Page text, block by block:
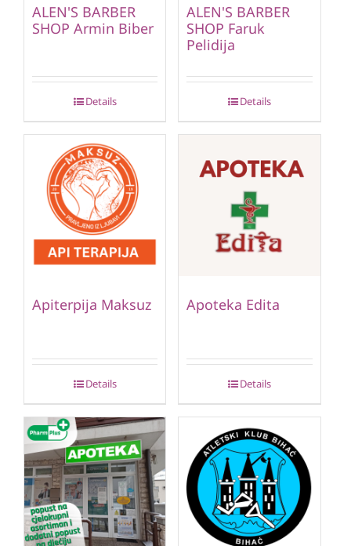
ALEN'S BARBER
SHOP Armin Biber
Details
ALEN'S BARBER
SHOP Faruk
Pelidija
Details
Apiterpija Maksuz
Details
Apoteka Edita
Details